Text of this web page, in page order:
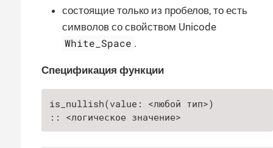
состоящие только из пробелов, то есть
символов со свойством Unicode
White_Space .
Спецификация функции
is_nullish(value: <любой тип>)
:: <логическое значение>